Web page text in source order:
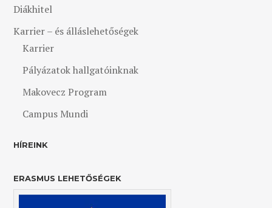
Diákhitel
Karrier – és álláslehetőségek
Karrier
Pályázatok hallgatóinknak
Makovecz Program
Campus Mundi
HÍREINK
ERASMUS LEHETŐSÉGEK